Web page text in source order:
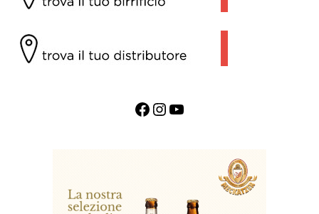
Facebook InstagramYouTube